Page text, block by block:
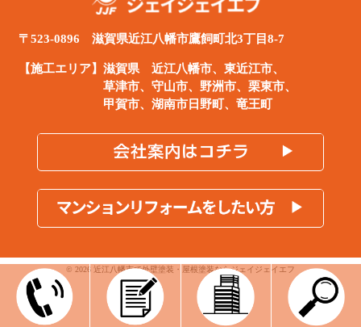
〒523-0896 滋賀県近江八幡市鷹飼町北3丁目8-7
【施工エリア】滋賀県近江八幡市、東近江市、
草津市、守山市、野洲市、栗東市、
甲賀市、湖南市日野町、竜王町
© 2026 近江八幡市で外壁塗装・屋根塗装ならジェイジェイエフ